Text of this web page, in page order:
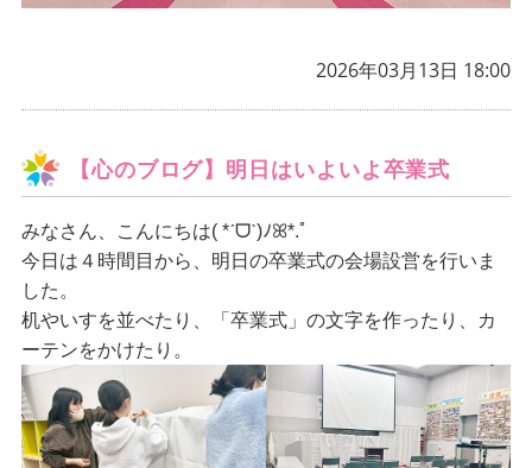
2026年03月13日 18:00
【心のブログ】明日はいよいよ卒業式
みなさん、こんにちは( *ˊᗜˋ)ﾉꕤ*.ﾟ
今日は４時間目から、明日の卒業式の会場設営を行いま
した。
机やいすを並べたり、「卒業式」の文字を作ったり、カ
ーテンをかけたり。